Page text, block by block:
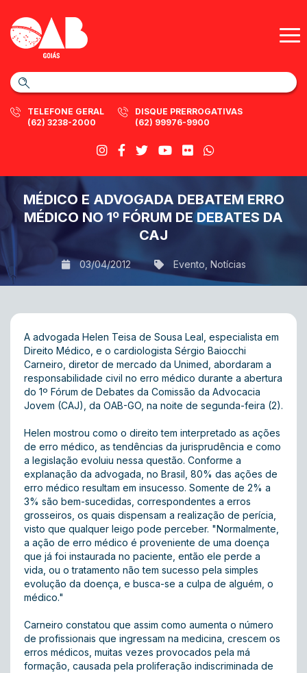
TELEFONE GERAL
(62) 3238-2000
DISQUE PRERROGATIVAS
(62) 99976-9900
MÉDICO E ADVOGADA DEBATEM ERRO
MÉDICO NO 1º FÓRUM DE DEBATES DA
CAJ
03/04/2012 Evento Notícias
A advogada Helen Teisa de Sousa Leal, especialista em
Direito Médico, e o cardiologista Sérgio Baiocchi
Carneiro, diretor de mercado da Unimed, abordaram a
responsabilidade civil no erro médico durante a abertura
do 1º Fórum de Debates da Comissão da Advocacia
Jovem (CAJ), da OAB-GO, na noite de segunda-feira (2).
Helen mostrou como o direito tem interpretado as ações
de erro médico, as tendências da jurisprudência e como
a legislação evoluiu nessa questão. Conforme a
explanação da advogada, no Brasil, 80% das ações de
erro médico resultam em insucesso. Somente de 2% a
3% são bem-sucedidas, correspondentes a erros
grosseiros, os quais dispensam a realização de perícia,
visto que qualquer leigo pode perceber. "Normalmente,
a ação de erro médico é proveniente de uma doença
que já foi instaurada no paciente, então ele perde a
vida, ou o tratamento não tem sucesso pela simples
evolução da doença, e busca-se a culpa de alguém, o
médico."
Carneiro constatou que assim como aumenta o número
de profissionais que ingressam na medicina, crescem os
erros médicos, muitas vezes provocados pela má
formação, causada pela proliferação indiscriminada de